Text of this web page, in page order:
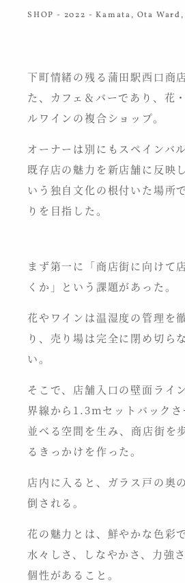
SHOP - 2022 - Kamata, Ota
下町情緒の残る蒲田駅西口商
た、カフェ＆バーであり、花
ルワインの複合ショップ。
オーナーは別にもスペインバ
既存店の魅力を新店舗に反映
いう独自文化の根付いた場所
りを目指した。
まず第一に「商店街に向けて
くか」という課題があった。
花やワインは温湿度の管理を
り、売り場は完全に閉め切ら
い。
そこで、店舗入口の壁面ライ
界線から1.3mセットバックさ
並べる空間を生み、商店街を
るきっかけを作った。
店内に入ると、ガラス戸の奥
倒される。
花の魅力とは、鮮やかな色彩
水々しさ、しなやかさ、力強
個性があること。